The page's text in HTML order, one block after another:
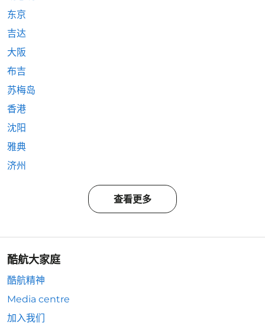
东京
吉达
大阪
布吉
苏梅岛
香港
沈阳
雅典
济州
查看更多
酷航大家庭
酷航精神
Media centre
加入我们